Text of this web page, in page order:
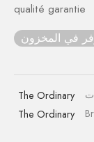
qualité garantie
في المخزون
The Ordinary
The Ordinary